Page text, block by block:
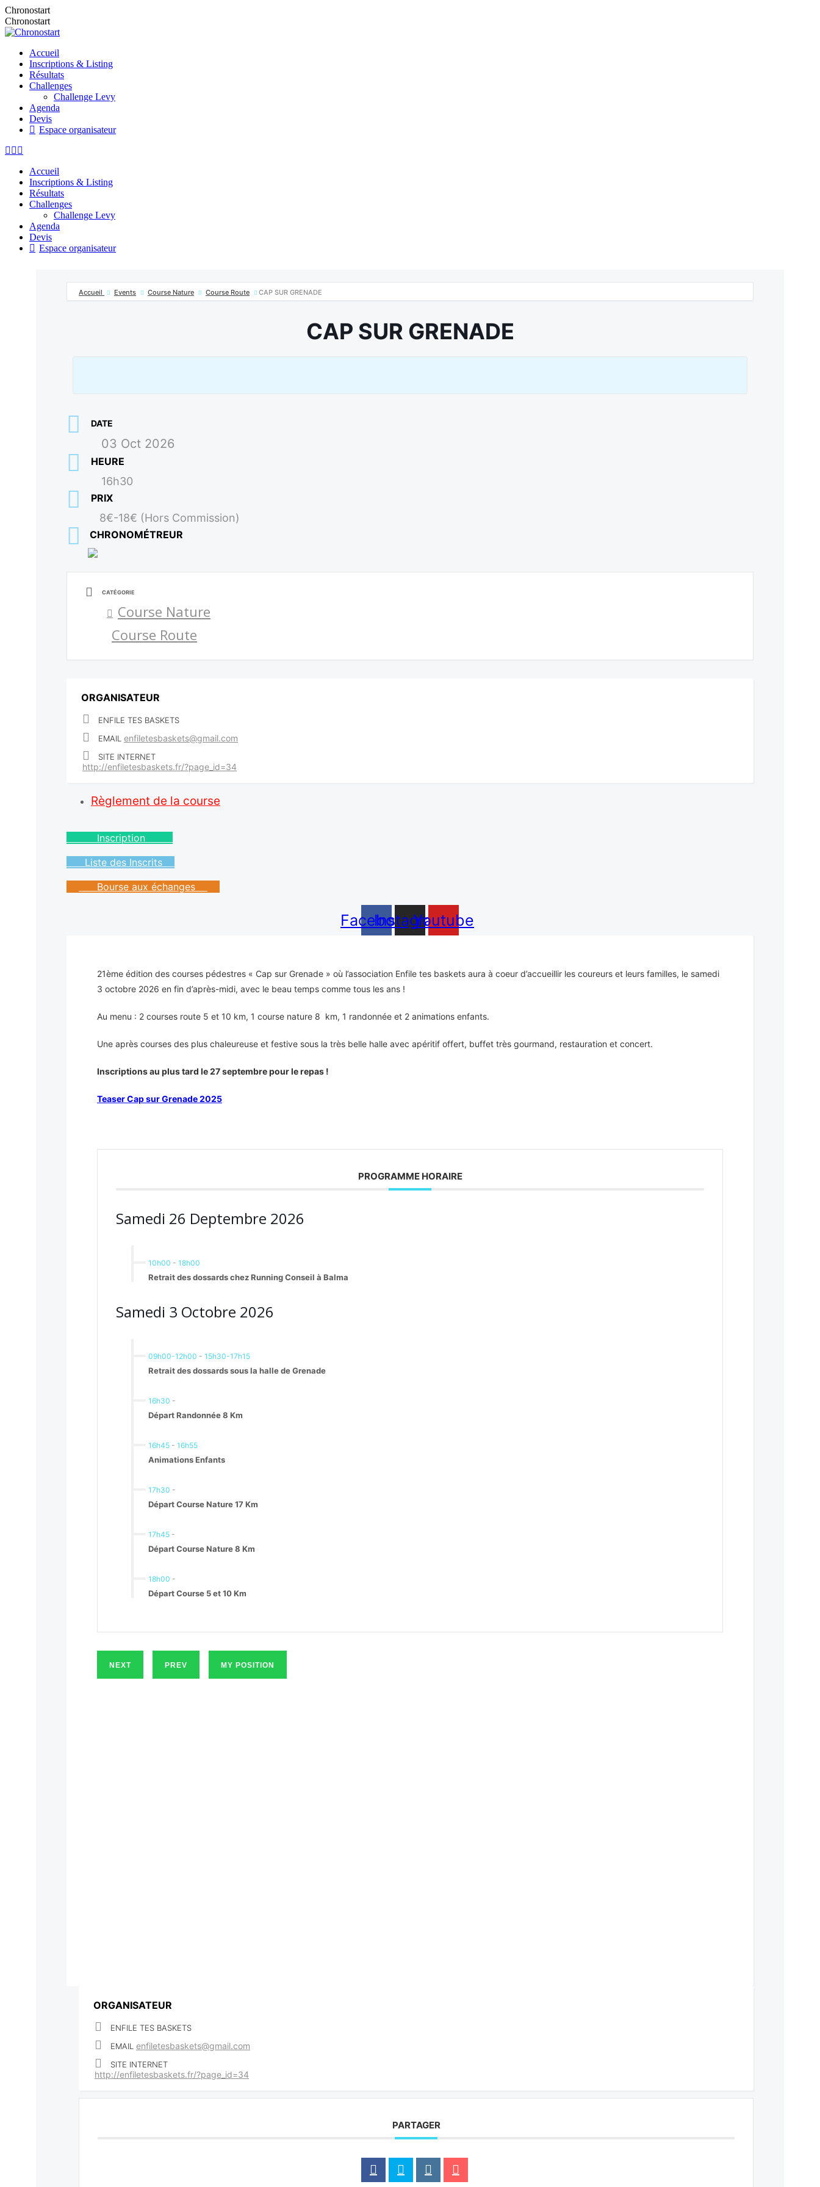
Aller
au
contenu
Chronostart
Chronostart
Accueil
Inscriptions & Listing
Résultats
Challenges
Challenge Levy
Agenda
Devis
Espace organisateur
La
Facebook
s'ouvre
dans
une
fenêtre
La
Instagram
s'ouvre
dans
une
nouvelle
fenêtre
E-
mail
s'ouvre
dans
nouvelle
fenêtre
Accueil
Inscriptions & Listing
Résultats
Challenges
Challenge Levy
Agenda
Devis
Espace organisateur
Accueil Events Course Nature Course Route CAP SUR GRENADE
CAP SUR GRENADE
DATE
03 Oct 2026
HEURE
16h30
PRIX
8€-18€ (Hors Commission)
CHRONOMÉTREUR
CATÉGORIE
Course Nature
Course Route
ORGANISATEUR
ENFILE TES BASKETS
EMAIL enfiletesbaskets@gmail.com
SITE INTERNET
http://enfiletesbaskets.fr/?page_id=34
Règlement de la course
Inscription
Liste des Inscrits
Bourse aux échanges
Facebook
Instagram
Youtube
21ème édition des courses pédestres « Cap sur Grenade » où l’association Enfile tes baskets aura à coeur d’accueillir les coureurs et leurs familles, le samedi
3 octobre 2026 en fin d’après-midi, avec le beau temps comme tous les ans !
Au menu : 2 courses route 5 et 10 km, 1 course nature 8 km, 1 randonnée et 2 animations enfants.
Une après courses des plus chaleureuse et festive sous la très belle halle avec apéritif offert, buffet très gourmand, restauration et concert.
Inscriptions au plus tard le 27 septembre pour le repas !
Teaser Cap sur Grenade 2025
PROGRAMME HORAIRE
Samedi 26 Deptembre 2026
10h00 - 18h00
Retrait des dossards chez Running Conseil à Balma
Samedi 3 Octobre 2026
09h00-12h00 - 15h30-17h15
Retrait des dossards sous la halle de Grenade
16h30 -
Départ Randonnée 8 Km
16h45 - 16h55
Animations Enfants
17h30 -
Départ Course Nature 17 Km
17h45 -
Départ Course Nature 8 Km
18h00 -
Départ Course 5 et 10 Km
NEXT PREV MY POSITION
ORGANISATEUR
ENFILE TES BASKETS
EMAIL enfiletesbaskets@gmail.com
SITE INTERNET
http://enfiletesbaskets.fr/?page_id=34
PARTAGER